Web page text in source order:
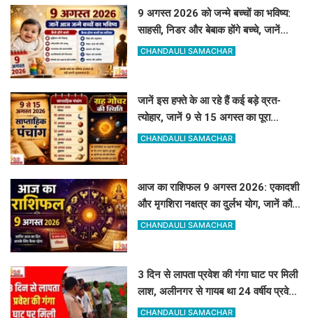
9 अगस्त 2026 को जन्मे बच्चों का भविष्य:
साहसी, निडर और बेबाक होंगे बच्चे, जानें
करियर और स्वभाव
CHANDAULI SAMACHAR
जानें इस हफ्ते के आ रहे हैं कई बड़े व्रत-
त्योहार, जानें 9 से 15 अगस्त का पूरा
साप्ताहिक पंचांग
CHANDAULI SAMACHAR
आज का राशिफल 9 अगस्त 2026: एकादशी
और मृगशिरा नक्षत्र का दुर्लभ योग, जानें कौन
सी राशियां होंगी मालामाल
CHANDAULI SAMACHAR
3 दिन से लापता प्रवेश की गंगा घाट पर मिली
लाश, अलीनगर से गायब था 24 वर्षीय प्रवेश
कुमार
CHANDAULI SAMACHAR